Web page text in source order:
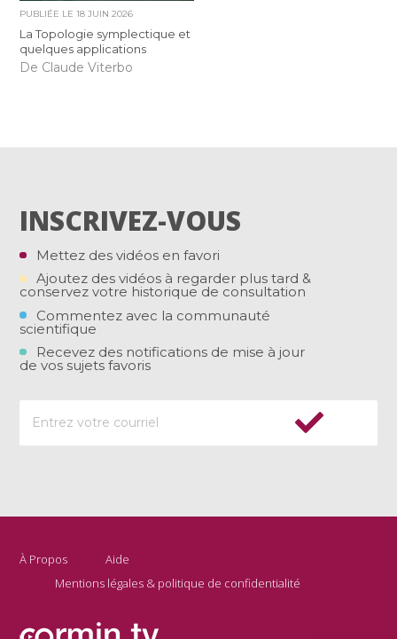
PUBLIÉE LE18 JUIN 2026
La Topologie symplectique et
quelques applications
De Claude Viterbo
INSCRIVEZ-VOUS
Mettez des vidéos en favori
Ajoutez des vidéos à regarder plus tard &
conservez votre historique de consultation
Commentez avec la communauté
scientifique
Recevez des notifications de mise à jour
de vos sujets favoris
À Propos
Aide
Mentions légales & politique de confidentialité